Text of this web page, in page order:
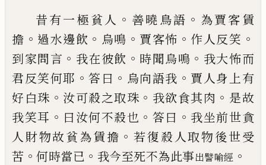
昔有一極貧人 。 善曉 鳥語 。 為賈客賃
擔 。 過水邊飲 。 烏鳴 。 賈客怖 。 作人反笑 。
到家問言 。 我在彼飲 。 時聞烏鳴 。 我大怖而
君反笑何耶 。答曰 。 烏向語我 。 賈人身上有
好白珠 。 汝可殺之取珠 。 我欲食其肉 。 是故
我笑耳 。 曰汝何不殺也 。 答曰 。 我坐前世貪
人財物故貧為賃擔 。若復殺人取物後世受
苦 。 何時當已 。 我今至死不為此事出譬喻經 。